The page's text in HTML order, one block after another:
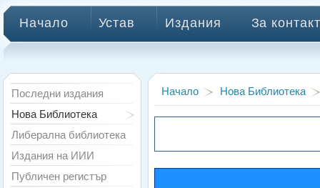
Начало Устав Издания За
Начало Нова Библиотека
Последни издания
Нова Библиотека
Либерална библиотека
Издания на ИИИ
Публичен регистър